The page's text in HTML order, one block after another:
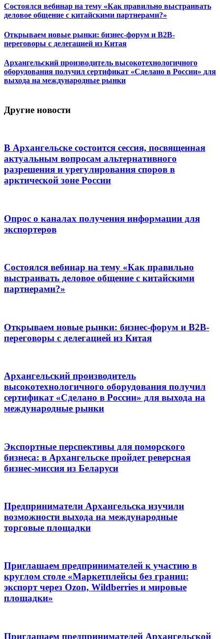
Состоялся вебинар на тему «Как правильно выстраивать
деловое общение с китайскими партнерами?»
Открываем новые рынки: бизнес-форум и B2B-
переговоры с делегацией из Китая
Архангельский производитель высокотехнологичного
оборудования получил сертификат «Сделано в России» для
выхода на международные рынки
Другие новости
В Архангельске состоится сессия, посвященная
актуальным вопросам альтернативного
разрешения и урегулирования споров в
арктической зоне России
Опрос о каналах получения информации для
экспортеров
Состоялся вебинар на тему «Как правильно
выстраивать деловое общение с китайскими
партнерами?»
Открываем новые рынки: бизнес-форум и B2B-
переговоры с делегацией из Китая
Архангельский производитель
высокотехнологичного оборудования получил
сертификат «Сделано в России» для выхода на
международные рынки
Экспортные перспективы для поморского
бизнеса: в Архангельске пройдет реверсная
бизнес-миссия из Беларуси
Предприниматели Архангельска изучили
возможности выхода на международные
торговые площадки
Приглашаем предпринимателей к участию в
круглом столе «Маркетплейсы без границ:
экспорт через Ozon, Wildberries и мировые
площадки»
Приглашаем предпринимателей Архангельской